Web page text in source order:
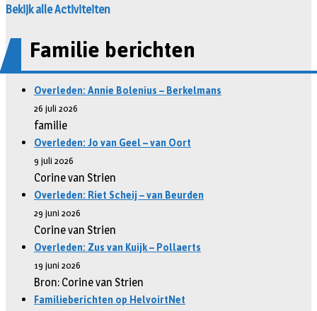
Bekijk alle Activiteiten
Familie berichten
Overleden: Annie Bolenius – Berkelmans
26 juli 2026
familie
Overleden: Jo van Geel – van Oort
9 juli 2026
Corine van Strien
Overleden: Riet Scheij – van Beurden
29 juni 2026
Corine van Strien
Overleden: Zus van Kuijk – Pollaerts
19 juni 2026
Bron: Corine van Strien
Familieberichten op HelvoirtNet